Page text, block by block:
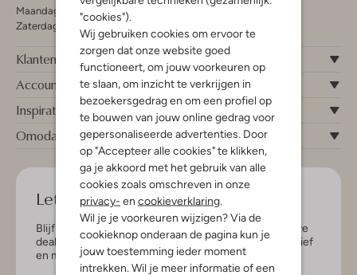
"cookies").
Wij gebruiken cookies om ervoor te
zorgen dat onze website goed
functioneert, om jouw voorkeuren op
te slaan, om inzicht te verkrijgen in
bezoekersgedrag en om een profiel op
te bouwen van jouw online gedrag voor
gepersonaliseerde advertenties. Door
op "Accepteer alle cookies" te klikken,
ga je akkoord met het gebruik van alle
cookies zoals omschreven in onze
privacy- en cookieverklaring.
Wil je je voorkeuren wijzigen? Via de
cookieknop onderaan de pagina kun je
jouw toestemming ieder moment
intrekken. Wil je meer informatie of een
Maandag - Vrijdag 09:00 - 19:00 uur
Zaterdag 09:00 - 17:00 uur
Klantenservice
Account
Inspiratie
Omoda
Let's keep in touch!
Blijf op de hoogte van de nieuwste items en exclusieve
deals, speciaal voor jou. Schrijf je in voor de nieuwsbrief
en maak kans op € 150,- shoptegoed.